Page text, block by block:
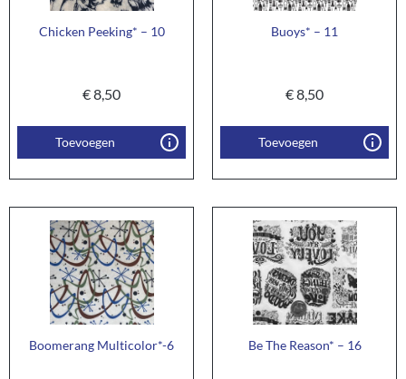
Chicken Peeking* – 10
€8,50
Toevoegen
Buoys* – 11
€8,50
Toevoegen
Boomerang Multicolor*-6 Be The Reason* – 16